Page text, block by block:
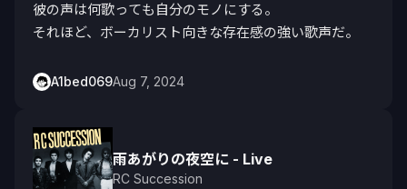
彼の声は何歌っても自分のモノにする。
それほど、ボーカリスト向きな存在感の強い歌声だ。
A1bed069Aug 7, 2024
雨あがりの夜空に - Live
RC Succession